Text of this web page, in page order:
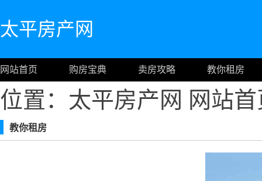
太平房产网
网站首页 购房宝典 卖房攻略 教你租房
位置：太平房产网 网站
教你租房